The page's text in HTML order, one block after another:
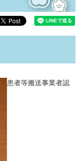
患者等搬送事業者認